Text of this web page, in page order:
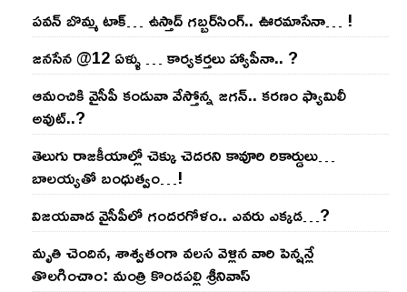
ప‌వ‌న్ బొమ్మ టాక్‌… ఉస్తాద్ గ‌బ్బ‌ర్‌సింగ్‌.. ఊర‌మాసేనా… !
జనసేన @12 ఏళ్ళు … కార్యకర్తలు హ్యాపీనా.. ?
ఆమంచికి వైసీపీ కండువా వేస్తోన్న జ‌గ‌న్‌.. క‌ర‌ణం ఫ్యామిలీ
అవుట్‌..?
తెలుగు రాజ‌కీయాల్లో చెక్కు చెద‌ర‌ని కావూరి రికార్డులు…
బాల‌య్యతో బంధుత్వం…!
విజ‌య‌వాడ వైసీపీలో గంద‌ర‌గోళం.. ఎవ‌రు ఎక్క‌డ‌…?
మృతి చెందిన, శాశ్వతంగా వలస వెళ్లిన వారి పెన్ష‌న్లే
తొల‌గించాం: మంత్రి కొండపల్లి శ్రీనివాస్